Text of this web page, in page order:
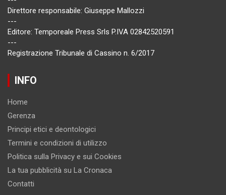
Direttore responsabile: Giuseppe Mallozzi
---
Editore: Temporeale Press Srls P.IVA 02842520591
---
Registrazione Tribunale di Cassino n. 6/2017
INFO
Home
Gerenza
Principi etici e deontologici
Termini e condizioni di utilizzo
Politica sulla Privacy e sui Cookies
La tua pubblicità su La Cronaca
Contatti